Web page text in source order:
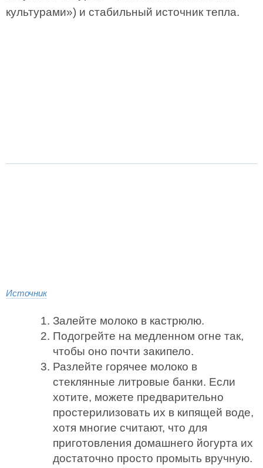
культурами») и стабильный источник тепла.
Источник
Залейте молоко в кастрюлю.
Подогрейте на медленном огне так,
чтобы оно почти закипело.
Разлейте горячее молоко в
стеклянные литровые банки. Если
хотите, можете предварительно
простерилизовать их в кипящей воде,
хотя многие считают, что для
приготовления домашнего йогурта их
достаточно просто промыть вручную.